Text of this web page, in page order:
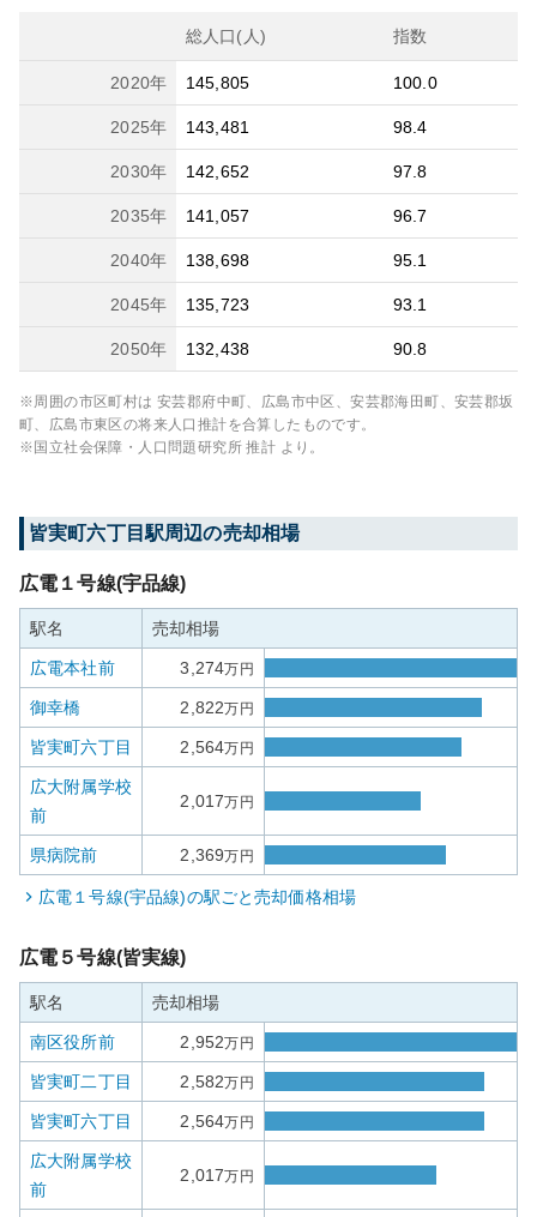
総人口(人) 指数
2020年 145,805 100.0
2025年 143,481 98.4
2030年 142,652 97.8
2035年 141,057 96.7
2040年 138,698 95.1
2045年 135,723 93.1
2050年 132,438 90.8
※周囲の市区町村は 安芸郡府中町、広島市中区、安芸郡海田町、安芸郡坂
町、広島市東区の将来人口推計を合算したものです。
※国立社会保障・人口問題研究所 推計 より。
皆実町六丁目駅周辺の売却相場
広電１号線(宇品線)
駅名 売却相場
広電本社前 3,274万円
御幸橋 2,822万円
皆実町六丁目 2,564万円
広大附属学校
前
2,017万円
県病院前 2,369万円
広電１号線(宇品線)の駅ごと売却価格相場
広電５号線(皆実線)
駅名 売却相場
南区役所前 2,952万円
皆実町二丁目 2,582万円
皆実町六丁目 2,564万円
広大附属学校
前
2,017万円